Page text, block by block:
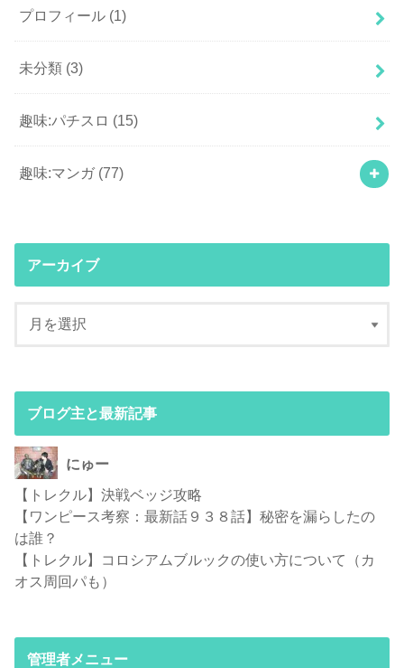
プロフィール (1)
未分類 (3)
趣味:パチスロ (15)
趣味:マンガ (77)
アーカイブ
ブログ主と最新記事
にゅー
【トレクル】決戦ベッジ攻略
【ワンピース考察：最新話９３８話】秘密を漏らしたの
は誰？
【トレクル】コロシアムブルックの使い方について（カ
オス周回パも）
管理者メニュー